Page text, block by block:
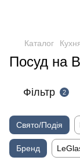
Каталог
Посуд на
Фільтр 2
Свято/Подія
Бренд